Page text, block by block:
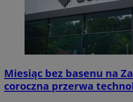
Miesiąc bez basenu na
coroczna przerwa